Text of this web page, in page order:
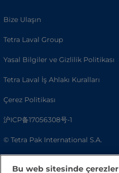
Bize Ulaşın
Tetra Laval Group
Yasal Bilgiler ve Gizlilik Politikası
Tetra Laval İş Ahlakı Kuralları
Çerez Politikası
沪ICP备17056308号-1
© Tetra Pak International S.A.
Bu web sitesinde çerezler